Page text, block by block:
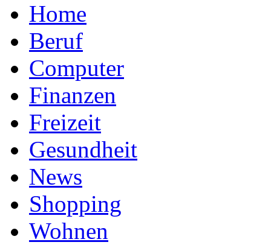
Home
Beruf
Computer
Finanzen
Freizeit
Gesundheit
News
Shopping
Wohnen